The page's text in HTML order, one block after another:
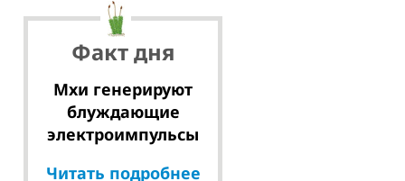
Факт дня
Мхи генерируют
блуждающие
электроимпульсы
Читать подробнее